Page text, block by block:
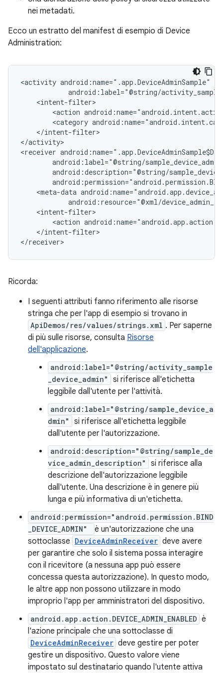
nei metadati.
Ecco un estratto del manifest di esempio di Device
Administration:
<activity
<action
<category
</intent-filter>
</activity>
<receiver
<meta-data
android:resource="@xml/
<action
</intent-filter>
</receiver>
Ricorda:
I seguenti attributi fanno riferimento alle risorse
stringa che per l'app di esempio si trovano in
ApiDemos/res/values/strings.xml . Per saperne
di più sulle risorse, consulta Risorse
dell'applicazione.
android:label="@string/activity_sample
_device_admin"
si riferisce all'etichetta
leggibile dall'utente per l'attività.
android:label="@string/sample_device_a
dmin"
si riferisce all'etichetta leggibile
dall'utente per l'autorizzazione.
android:description="@string/sample_de
vice_admin_description"
si riferisce alla
descrizione dell'autorizzazione leggibile
dall'utente. Una descrizione è in genere più
lunga e più informativa di un'etichetta.
android:permission="android.permission.BIND
_DEVICE_ADMIN"
è un'autorizzazione che una
sottoclasse DeviceAdminReceiver deve avere
per garantire che solo il sistema possa interagire
con il ricevitore (a nessuna app può essere
concessa questa autorizzazione). In questo modo,
le altre app non possono utilizzare in modo
improprio l'app per amministratori del dispositivo.
android.app.action.DEVICE_ADMIN_ENABLED è
l'azione principale che una sottoclasse di
DeviceAdminReceiver deve gestire per poter
gestire un dispositivo. Questo valore viene
impostato sul destinatario quando l'utente attiva